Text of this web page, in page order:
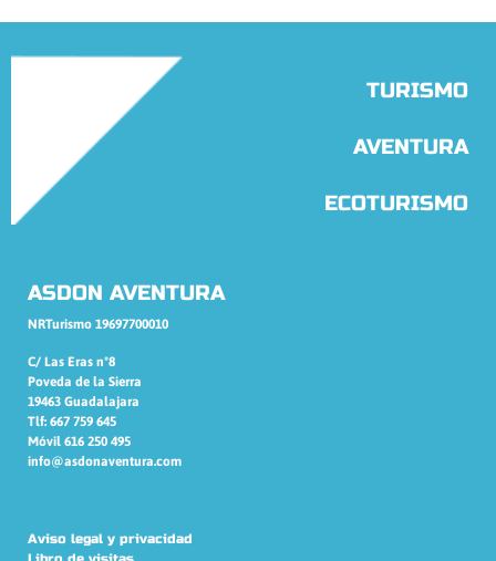
TURISMO
AVENTURA
ECOTURISMO
ASDON AVENTURA
NRTurismo 19697700010
C/ Las Eras nº8
Poveda de la Sierra
19463 Guadalajara
Tlf: 667 759 645
Móvil 616 250 495
info@asdonaventura.com
Aviso legal y privacidad